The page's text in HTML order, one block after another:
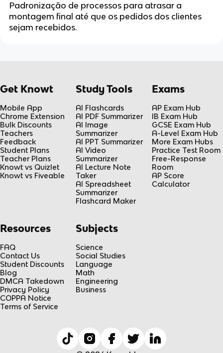
Padronização de processos para atrasar a
montagem final até que os pedidos dos clientes
sejam recebidos.
Get Knowt
Mobile App
Chrome Extension
Bulk Discounts
Teachers
Feedback
Student Plans
Teacher Plans
Knowt vs Quizlet
Knowt vs Fiveable
Study Tools
AI Flashcards
AI PDF Summarizer
AI Image
Summarizer
AI PPT Summarizer
AI Video
Summarizer
AI Lecture Note
Taker
AI Spreadsheet
Summarizer
Flashcard Maker
Exams
AP Exam Hub
IB Exam Hub
GCSE Exam Hub
A-Level Exam Hub
More Exam Hubs
Practice Test Room
Free-Response
Room
AP Score
Calculator
Resources
FAQ
Contact Us
Student Discounts
Blog
DMCA Takedown
Privacy Policy
COPPA Notice
Terms of Service
Subjects
Science
Social Studies
Language
Math
Engineering
Business